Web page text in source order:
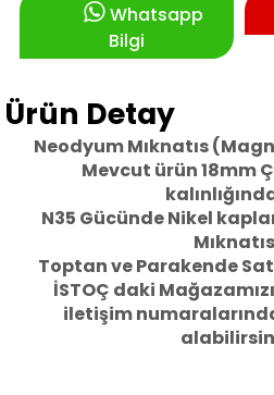
Whatsapp
Bilgi
Ürün Detay
Neodyum Mıknatıs
Mevcut ürün 18mm
N35 Gücünde Nikel
Toptan ve Parakende
İSTOÇ daki
iletişim